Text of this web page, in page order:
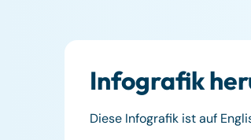
Infografik
Diese Infografik ist auf